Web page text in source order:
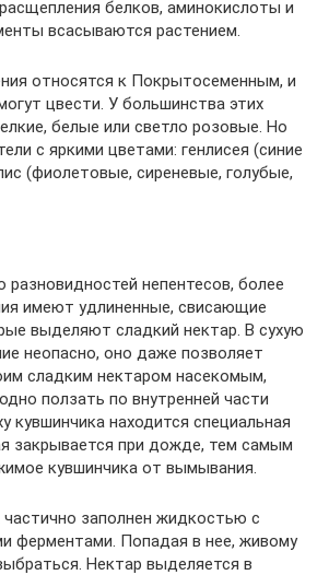
белков, аминокислоты и
всасываются растением.
относятся к Покрытосеменным, и
цвести. У большинства этих
белые или светло розовые. Но
с яркими цветами: генлисея (синие
(фиолетовые, сиреневые, голубые,
непентесов, более
имеют удлиненные, свисающие
выделяют сладкий нектар. В сухую
неопасно, оно даже позволяет
сладким нектаром насекомым,
ползать по внутренней части
кувшинчика находится специальная
закрывается при дожде, тем самым
кувшинчика от вымывания.
частично заполнен жидкостью с
ферментами. Попадая в нее, живому
Нектар выделяется в